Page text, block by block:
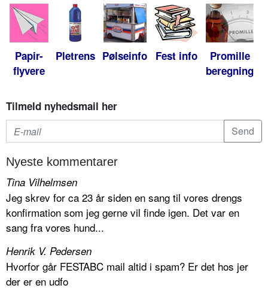
Papir-
flyvere
Pletrens Pølseinfo Fest info
Promille
beregning
Tilmeld nyhedsmail her
Nyeste kommentarer
Tina Vilhelmsen
Jeg skrev for ca 23 år siden en sang til vores drengs
konfirmation som jeg gerne vil finde igen. Det var en
sang fra vores hund...
Henrik V. Pedersen
Hvorfor går FESTABC mail altid i spam? Er det hos jer
der er en udfo